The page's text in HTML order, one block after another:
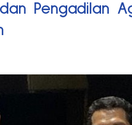
Pengadilan